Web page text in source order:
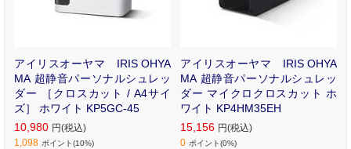
アイリスオーヤマ IRIS OHYA
MA 超静音パーソナルシュレッ
ダー ［クロスカット / A4サイ
ズ］ ホワイト KP5GC-45
10,980 円(税込)
1,098 ポイント(10%)
アイリスオーヤマ IRIS OHYA
MA 超静音パーソナルシュレッ
ダー マイクロクロスカット ホ
ワイト KP4HM35EH
15,156 円(税込)
0 ポイント(0%)